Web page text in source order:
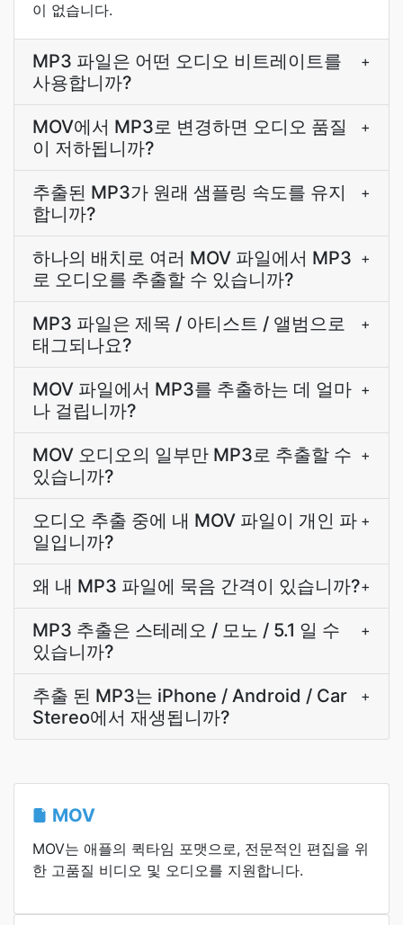
이 없습니다.
MP3 파일은 어떤 오디오 비트레이트를
사용합니까?
+
MOV에서 MP3로 변경하면 오디오 품질
이 저하됩니까?
+
추출된 MP3가 원래 샘플링 속도를 유지
합니까?
+
하나의 배치로 여러 MOV 파일에서 MP3
로 오디오를 추출할 수 있습니까?
+
MP3 파일은 제목 / 아티스트 / 앨범으로
태그되나요?
+
MOV 파일에서 MP3를 추출하는 데 얼마
나 걸립니까?
+
MOV 오디오의 일부만 MP3로 추출할 수
있습니까?
+
오디오 추출 중에 내 MOV 파일이 개인 파
일입니까?
+
왜 내 MP3 파일에 묵음 간격이 있습니까?+
MP3 추출은 스테레오 / 모노 / 5.1 일 수
있습니까?
+
추출 된 MP3는 iPhone / Android / Car
Stereo에서 재생됩니까?
+
MOV
MOV는 애플의 퀵타임 포맷으로, 전문적인 편집을 위
한 고품질 비디오 및 오디오를 지원합니다.